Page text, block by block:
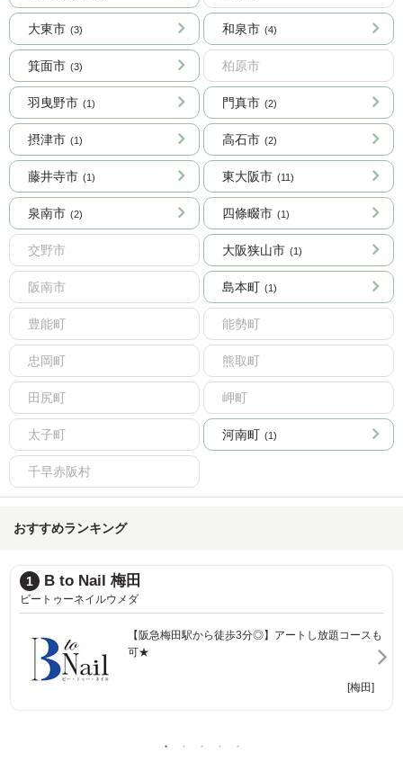
大東市 (3) 和泉市 (4)
箕面市 (3) 柏原市
羽曳野市 (1) 門真市 (2)
摂津市 (1) 高石市 (2)
藤井寺市 (1) 東大阪市 (11)
泉南市 (2) 四條畷市 (1)
交野市 大阪狭山市 (1)
阪南市 島本町 (1)
豊能町 能勢町
忠岡町 熊取町
田尻町 岬町
太子町 河南町 (1)
千早赤阪村
おすすめランキング
1 B to Nail 梅田
ビートゥーネイルウメダ
【阪急梅田駅から徒歩3分◎】アートし放題コースも
可★
[梅田]